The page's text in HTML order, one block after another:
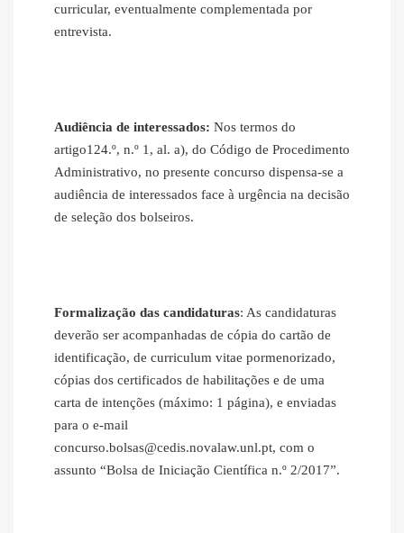
curricular, eventualmente complementada por
entrevista.
Audiência de interessados: Nos termos do
artigo124.º, n.º 1, al. a), do Código de Procedimento
Administrativo, no presente concurso dispensa‐se a
audiência de interessados face à urgência na decisão
de seleção dos bolseiros.
Formalização das candidaturas: As candidaturas
deverão ser acompanhadas de cópia do cartão de
identificação, de curriculum vitae pormenorizado,
cópias dos certificados de habilitações e de uma
carta de intenções (máximo: 1 página), e enviadas
para o e‐mail
concurso.bolsas@cedis.novalaw.unl.pt, com o
assunto “Bolsa de Iniciação Científica n.º 2/2017”.